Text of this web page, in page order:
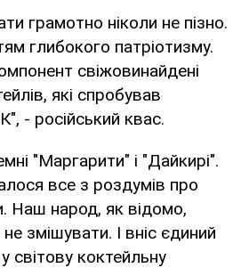
грамотно ніколи не пізно.
глибокого патріотизму.
свіжовинайдені
які спробував
- російський квас.
"Маргарити" і "Дайкирі".
все з роздумів про
Наш народ, як відомо,
змішувати. І вніс єдиний
світову коктейльну